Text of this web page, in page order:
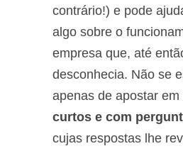
contrário!) e pode
algo sobre o
empresa que, até
desconhecia. Não se
apenas de apostar em
curtos e com
cujas respostas lhe